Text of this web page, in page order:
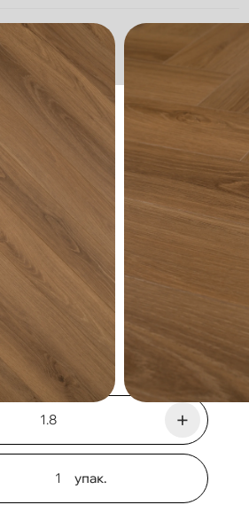
+
упак.